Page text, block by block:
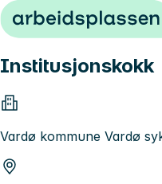
Hopp til innhold
Institusjonskokk
Vardø kommune Vardø